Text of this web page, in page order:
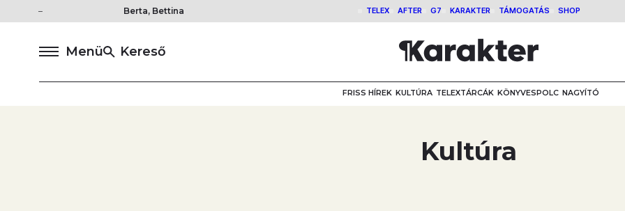
Berta, Bettina TELEX AFTER G7 KARAKTER TÁMOGATÁS SHOP
Menü Kereső
FRISS HÍREK KULTÚRA TELEXTÁRCÁK KÖNYVESPOLC NAGYÍTÓ
Kultúra